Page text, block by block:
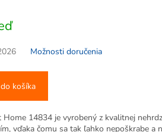
Možnosti doručenia
košíka
14834 je vyrobený z kvalitnej
vďaka čomu sa tak ľahko nepoškrabe a